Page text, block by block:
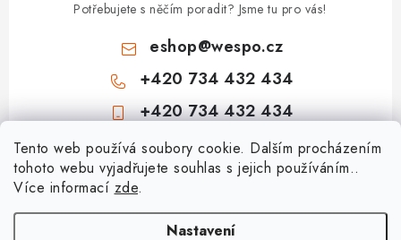
Tento web používá soubory cookie. Dalším procházením
tohoto webu vyjadřujete souhlas s jejich používáním..
Více informací zde.
Nastavení
Potřebujete s něčím poradit? Jsme tu pro vás!
eshop@wespo.cz
+420 734 432 434
+420 734 432 434
Informace pro vás